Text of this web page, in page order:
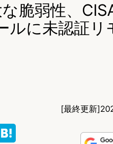
脆弱性、
ルに未認証リ
[最終更新]